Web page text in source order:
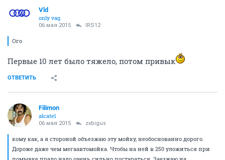
Vld
only vag
06 мая 2015 IRS12
Ого
Первые 10 лет было тяжело, потом привык
ОТВЕТИТЬ
Filimon
alcatel
06 мая 2015 zxbigus
кому как, а я стороной объезжаю эту мойку, необоснованно дорого.
Дороже даже чем мегаавтомойка. Чтобы на ней в 250 уложиться при